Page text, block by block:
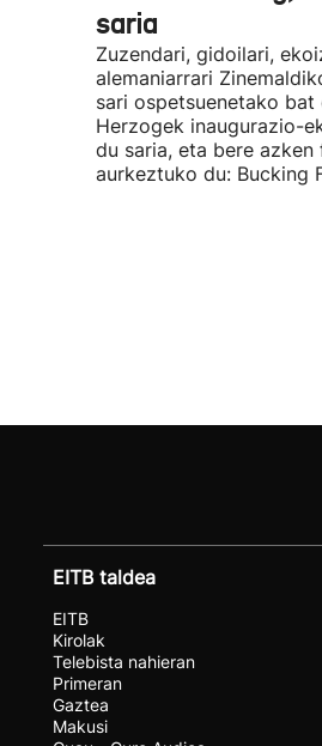
saria
Zuzendari, gidoilari,
alemaniarrari
sari ospetsuenetako bat
Herzogek inaugurazio-
du saria, eta bere azken
aurkeztuko du: Bucking
EITB taldea
EITB
Kirolak
Telebista nahieran
Primeran
Gaztea
Makusi